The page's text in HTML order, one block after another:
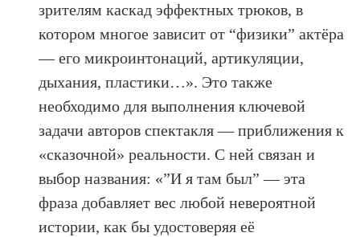
зрителям каскад эффектных трюков, в
котором многое зависит от “физики” актёра
— его микроинтонаций, артикуляции,
дыхания, пластики…». Это также
необходимо для выполнения ключевой
задачи авторов спектакля — приближения к
«сказочной» реальности. С ней связан и
выбор названия: «”И я там был” — эта
фраза добавляет вес любой невероятной
истории, как бы удостоверяя её